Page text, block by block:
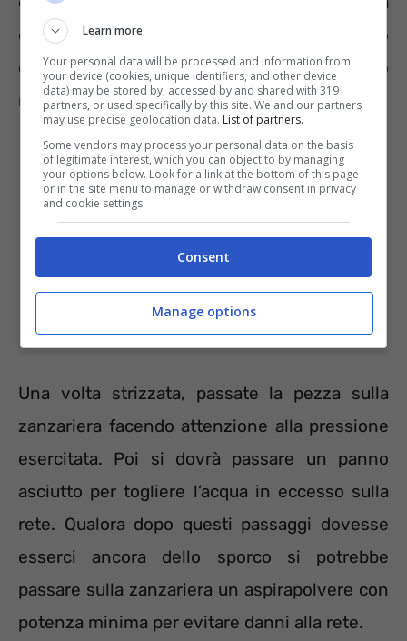
eccedere nella quantità. Dopo aver mescolato
con cura si dovrà immergere il panno
nell’acqua.
Una volta strizzata, passate la pezza sulla
zanzariera facendo attenzione alla pressione
esercitata. Poi si dovrà passare un panno
asciutto per togliere l’acqua in eccesso sulla
rete. Qualora dopo questi passaggi dovesse
esserci ancora dello sporco si potrebbe
passare sulla zanzariera un aspirapolvere con
potenza minima per evitare danni alla rete.
Learn more
Your personal data will be processed and information from
your device (cookies, unique identifiers, and other device
data) may be stored by, accessed by and shared with 319
partners, or used specifically by this site. We and our partners
may use precise geolocation data. List of partners.
Some vendors may process your personal data on the basis
of legitimate interest, which you can object to by managing
your options below. Look for a link at the bottom of this page
or in the site menu to manage or withdraw consent in privacy
and cookie settings.
Consent
Manage options